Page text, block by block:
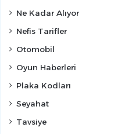
Ne Kadar Alıyor
Nefis Tarifler
Otomobil
Oyun Haberleri
Plaka Kodları
Seyahat
Tavsiye